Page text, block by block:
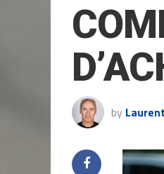
by